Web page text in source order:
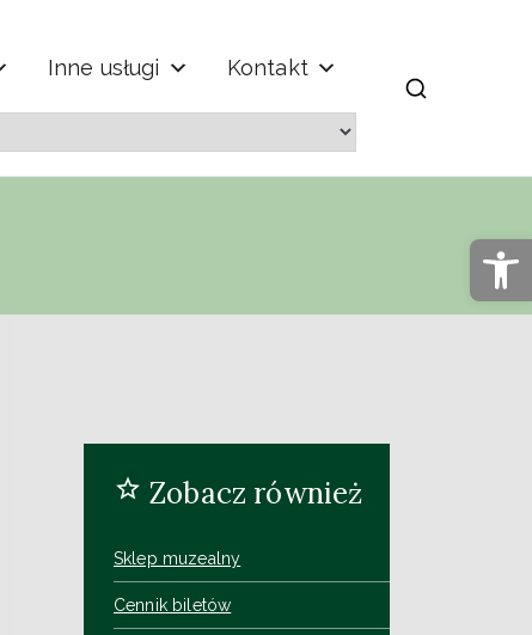
im. Jana
Inne usługi Kontakt
Zobacz również
Sklep muzealny
Cennik biletów